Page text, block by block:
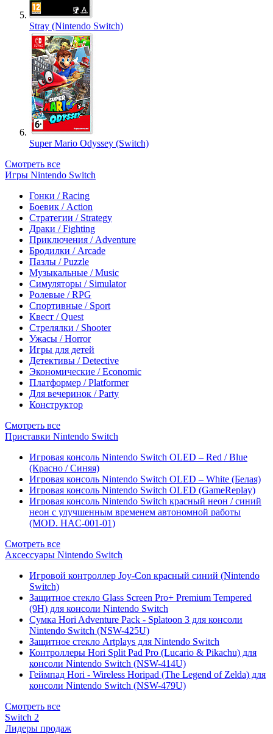
Stray (Nintendo Switch)
Super Mario Odyssey (Switch)
Смотреть все
Игры Nintendo Switch
Гонки / Racing
Боевик / Action
Стратегии / Strategy
Драки / Fighting
Приключения / Adventure
Бродилки / Arcade
Пазлы / Puzzle
Музыкальные / Music
Симуляторы / Simulator
Ролевые / RPG
Спортивные / Sport
Квест / Quest
Стрелялки / Shooter
Ужасы / Horror
Игры для детей
Детективы / Detective
Экономические / Economic
Платформер / Platformer
Для вечеринок / Party
Конструктор
Смотреть все
Приставки Nintendo Switch
Игровая консоль Nintendo Switch OLED – Red / Blue
(Красно / Синяя)
Игровая консоль Nintendo Switch OLED – White (Белая)
Игровая консоль Nintendo Switch OLED (GameReplay)
Игровая консоль Nintendo Switch красный неон / синий
неон с улучшенным временем автономной работы
(MOD. HAC-001-01)
Смотреть все
Аксессуары Nintendo Switch
Игровой контроллер Joy-Con красный синий (Nintendo
Switch)
Защитное стекло Glass Screen Pro+ Premium Tempered
(9H) для консоли Nintendo Switch
Сумка Hori Adventure Pack - Splatoon 3 для консоли
Nintendo Switch (NSW-425U)
Защитное стекло Artplays для Nintendo Switch
Контроллеры Hori Split Pad Pro (Lucario & Pikachu) для
консоли Nintendo Switch (NSW-414U)
Геймпад Hori - Wireless Horipad (The Legend of Zelda) для
консоли Nintendo Switch (NSW-479U)
Смотреть все
Switch 2
Лидеры продаж